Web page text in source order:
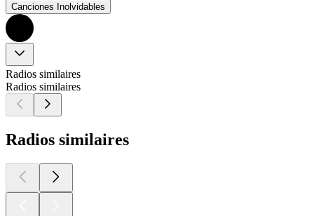
Canciones Inolvidables
Radios similaires
Radios similaires
Radios similaires